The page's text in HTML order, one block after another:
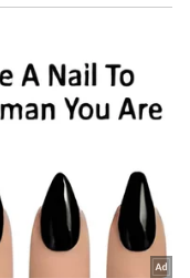
ഗുണങ്ങൾ
പറയുന്നു. ഇത്